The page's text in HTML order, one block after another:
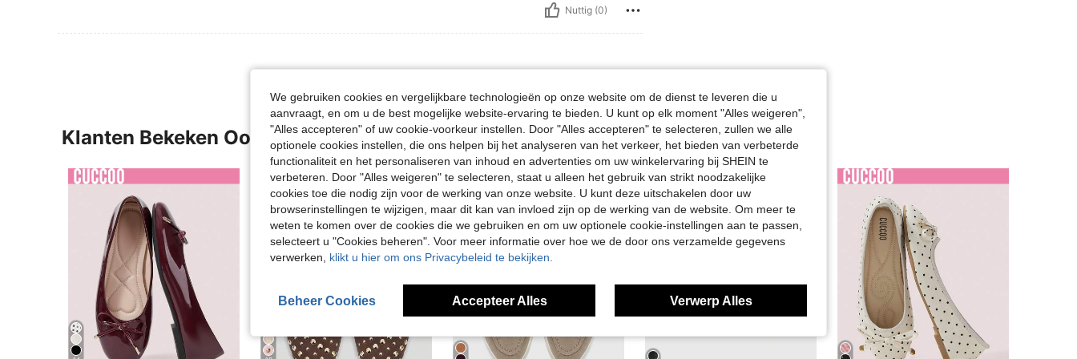
Nuttig (0)
Klanten Bekeken Ook
We gebruiken cookies en vergelijkbare technologieën op onze website om de dienst te leveren die u
aanvraagt, en om u de best mogelijke website-ervaring te bieden. U kunt op elk moment "Alles weigeren",
"Alles accepteren" of uw cookie-voorkeur instellen. Door "Alles accepteren" te selecteren, zullen we alle
optionele cookies instellen, die ons helpen bij het analyseren van het verkeer, het bieden van verbeterde
functionaliteit en het personaliseren van inhoud en advertenties om uw winkelervaring bij SHEIN te
verbeteren. Door "Alles weigeren" te selecteren, staat u alleen het gebruik van strikt noodzakelijke
cookies toe die nodig zijn voor de werking van onze website. U kunt deze uitschakelen door uw
browserinstellingen te wijzigen, maar dit kan van invloed zijn op de werking van de website. Om meer te
weten te komen over de cookies die we gebruiken en om uw optionele cookie-instellingen aan te passen,
selecteert u "Cookies beheren". Voor meer informatie over hoe we de door ons verzamelde gegevens
verwerken, klikt u hier om ons Privacybeleid te bekijken.
Beheer Cookies Accepteer Alles Verwerp Alles